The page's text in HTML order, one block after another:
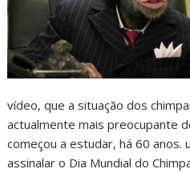
vídeo, que a situação dos
actualmente mais preocupante
começou a estudar, há 60 anos.
assinalar o Dia Mundial do